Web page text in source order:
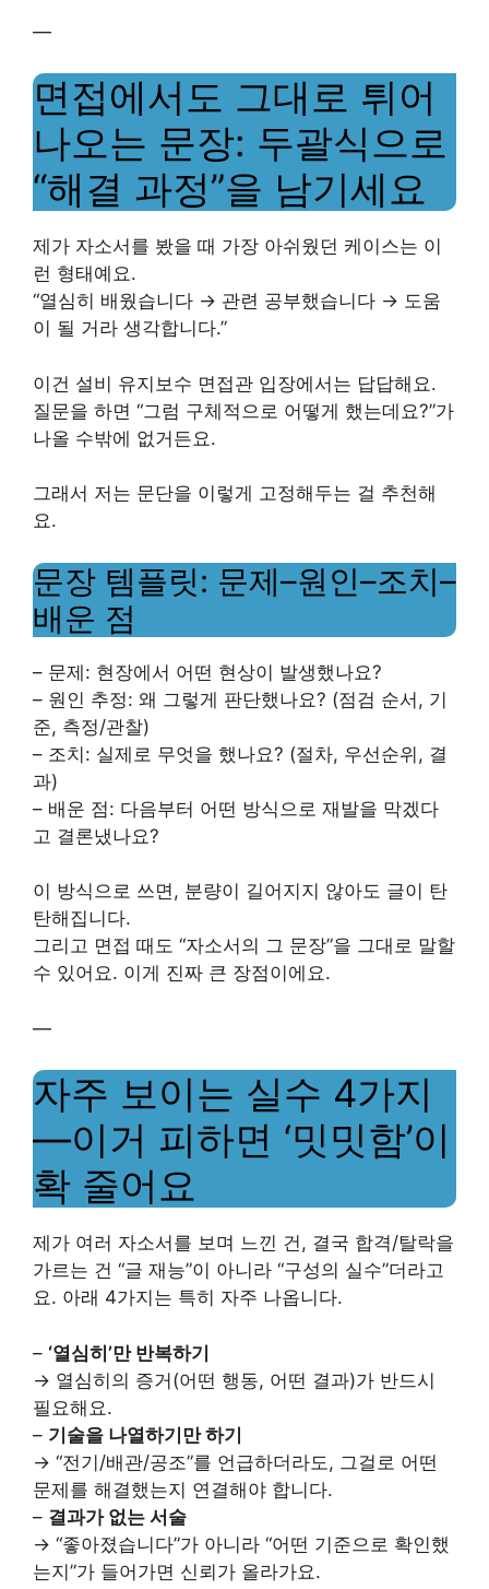
—
면접에서도 그대로 튀어
나오는 문장: 두괄식으로
“해결 과정”을 남기세요
제가 자소서를 봤을 때 가장 아쉬웠던 케이스는 이
런 형태예요.
“열심히 배웠습니다 → 관련 공부했습니다 → 도움
이 될 거라 생각합니다.”
이건 설비 유지보수 면접관 입장에서는 답답해요.
질문을 하면 “그럼 구체적으로 어떻게 했는데요?”가
나올 수밖에 없거든요.
그래서 저는 문단을 이렇게 고정해두는 걸 추천해
요.
문장 템플릿: 문제–원인–조치–
배운 점
– 문제: 현장에서 어떤 현상이 발생했나요?
– 원인 추정: 왜 그렇게 판단했나요? (점검 순서, 기
준, 측정/관찰)
– 조치: 실제로 무엇을 했나요? (절차, 우선순위, 결
과)
– 배운 점: 다음부터 어떤 방식으로 재발을 막겠다
고 결론냈나요?
이 방식으로 쓰면, 분량이 길어지지 않아도 글이 탄
탄해집니다.
그리고 면접 때도 “자소서의 그 문장”을 그대로 말할
수 있어요. 이게 진짜 큰 장점이에요.
—
자주 보이는 실수 4가지
—이거 피하면 ‘밋밋함’이
확 줄어요
제가 여러 자소서를 보며 느낀 건, 결국 합격/탈락을
가르는 건 “글 재능”이 아니라 “구성의 실수”더라고
요. 아래 4가지는 특히 자주 나옵니다.
– ‘열심히’만 반복하기
→ 열심히의 증거(어떤 행동, 어떤 결과)가 반드시
필요해요.
– 기술을 나열하기만 하기
→ “전기/배관/공조”를 언급하더라도, 그걸로 어떤
문제를 해결했는지 연결해야 합니다.
– 결과가 없는 서술
→ “좋아졌습니다”가 아니라 “어떤 기준으로 확인했
는지”가 들어가면 신뢰가 올라가요.